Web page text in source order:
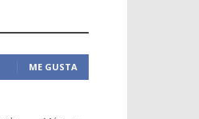
ME GUSTA